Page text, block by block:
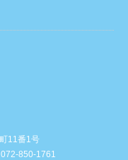
11番1号
850-1761